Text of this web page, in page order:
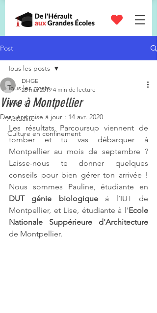
SCIENTIFIQUES
Post
Tous les posts
Vivre à
Actualité
Culture en confinement
Tous les posts
Vivre à Montpellier
DHGE
26 mai 2019 4 min de lecture
Dernière mise à jour : 14 avr. 2020
Les résultats Parcoursup viennent de
tomber et tu vas débarquer à
Montpellier au mois de septembre ?
Laisse-nous te donner quelques
conseils pour bien gérer ton arrivée !
DUT génie biologique à l’IUT de
Montpellier, et Lise, étudiante à l'Ecole
Nationale Suppérieure d'Architecture
de Montpellier.